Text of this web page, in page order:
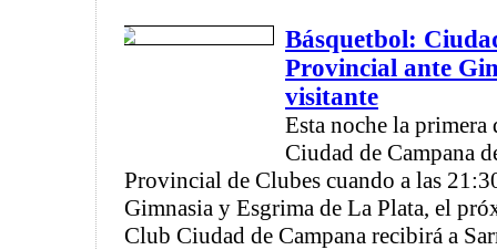
Básquetbol:
Provincial ante
visitante
Esta noche la
Ciudad de Campana
Provincial de Clubes cuando a las
Gimnasia y Esgrima de La Plata, el
Club Ciudad de Campana recibirá a